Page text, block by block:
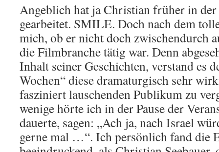
Angeblich hat ja Christian früher in der
gearbeitet. SMILE. Doch nach dem
mich, ob er nicht doch zwischendurch
die Filmbranche tätig war. Denn
Inhalt seiner Geschichten, verstand es
Wochen“ diese dramaturgisch sehr
fasziniert lauschenden Publikum zu
wenige hörte ich in der Pause der
dauerte, sagen: „Ach ja, nach Israel
gerne mal …“. Ich persönlich fand die